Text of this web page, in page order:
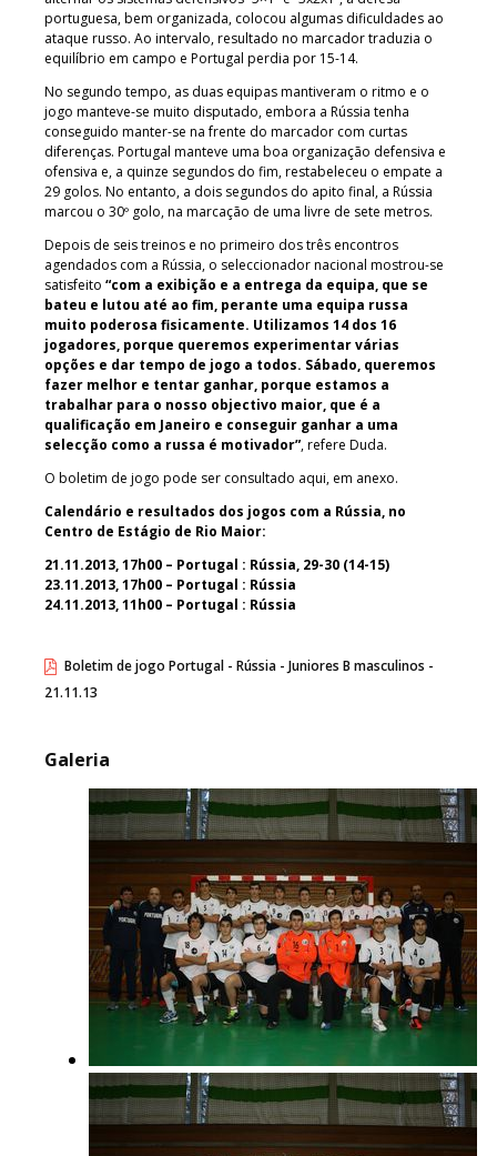
portuguesa, bem organizada, colocou algumas dificuldades ao
ataque russo. Ao intervalo, resultado no marcador traduzia o
equilíbrio em campo e Portugal perdia por 15-14.
No segundo tempo, as duas equipas mantiveram o ritmo e o
jogo manteve-se muito disputado, embora a Rússia tenha
conseguido manter-se na frente do marcador com curtas
diferenças. Portugal manteve uma boa organização defensiva e
ofensiva e, a quinze segundos do fim, restabeleceu o empate a
29 golos. No entanto, a dois segundos do apito final, a Rússia
marcou o 30º golo, na marcação de uma livre de sete metros.
Depois de seis treinos e no primeiro dos três encontros
agendados com a Rússia, o seleccionador nacional mostrou-se
satisfeito “com a exibição e a entrega da equipa, que se
bateu e lutou até ao fim, perante uma equipa russa
muito poderosa fisicamente. Utilizamos 14 dos 16
jogadores, porque queremos experimentar várias
opções e dar tempo de jogo a todos. Sábado, queremos
fazer melhor e tentar ganhar, porque estamos a
trabalhar para o nosso objectivo maior, que é a
qualificação em Janeiro e conseguir ganhar a uma
selecção como a russa é motivador”, refere Duda.
O boletim de jogo pode ser consultado aqui, em anexo.
Calendário e resultados dos jogos com a Rússia, no
Centro de Estágio de Rio Maior:
21.11.2013, 17h00 – Portugal : Rússia, 29-30 (14-15)
23.11.2013, 17h00 – Portugal : Rússia
24.11.2013, 11h00 – Portugal : Rússia
Boletim de jogo Portugal - Rússia - Juniores B masculinos -
21.11.13
Galeria